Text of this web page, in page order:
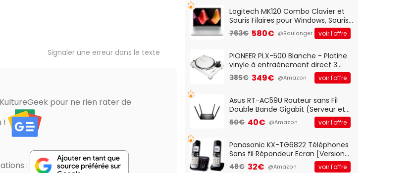
Signaler une erreur dans le texte
pour ne rien rater de
!
:
QWERTY UK - Noir
Logitech MK120 Combo Clavier et
Souris Filaires pour Windows, Souris
Optique Filaire, Connexion USB Plug
And Play, Confortable, Taille
QWERTY UK - Noir
763€ 580€ @Boulanger voir l'offre
PIONEER PLX-500 Blanche - Platine
vinyle à entraénement direct 3
vitesses (33-45-78 trs/min) avec
pre-ampli intégré et port USB
385€ 349€ @Amazon voir l'offre
Asus RT-AC59U Routeur sans Fil
Double Bande Gigabit (Serveur et
Client VPN, Triple Vlan, Mode Point
d'accès et Bridge, contrôle
50€ 40€ @Amazon voir l'offre
Panasonic KX-TG6822 Téléphones
Sans fil Répondeur Ecran [Version
Française]
48€ 32€ @Amazon voir l'offre